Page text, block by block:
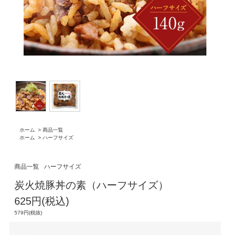
ホーム > 商品一覧
ホーム
> ハーフサイズ
商品一覧 ハーフサイズ
炭火焼豚丼の素（ハーフサイズ）
625円(税込)
579円(税抜)